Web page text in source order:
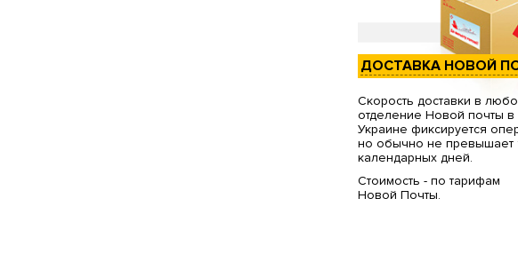
ДОСТАВКА НОВОЙ
Скорость доставки в
отделение Новой почты в
Украине фиксируется
но обычно не превышает
календарных дней.
Стоимость - по тарифам
Новой Почты.